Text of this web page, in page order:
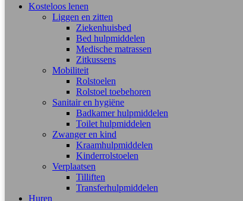
Kosteloos lenen
Liggen en zitten
Ziekenhuisbed
Bed hulpmiddelen
Medische matrassen
Zitkussens
Mobiliteit
Rolstoelen
Rolstoel toebehoren
Sanitair en hygiëne
Badkamer hulpmiddelen
Toilet hulpmiddelen
Zwanger en kind
Kraamhulpmiddelen
Kinderrolstoelen
Verplaatsen
Tilliften
Transferhulpmiddelen
Huren